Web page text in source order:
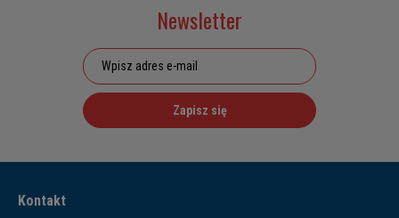
Newsletter
Zapisz się
Kontakt